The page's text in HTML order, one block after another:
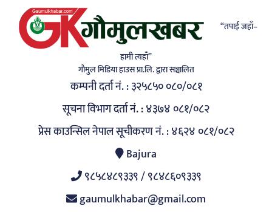
“तपाई जहाँ–
हामी त्यहाँ”
गाैमुल मिडिया हाउस प्रा.लि. द्वारा सञ्चालित
कम्पनी दर्ता नं. : ३२५८५० ०८०/०८१
सूचना विभाग दर्ता नं. : ४३७४ ०८१/०८२
प्रेस काउन्सिल नेपाल सूचीकरण नं. : ४६२४ ०८१/०८२
Bajura
९८५८४८९३३९ / ९८४८६०९३३९
gaumulkhabar@gmail.com